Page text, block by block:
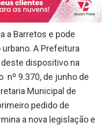
a Barretos e pode
A Prefeitura
dispositivo na
nº 9.370, de junho de
Municipal de
pedido de
a nova legislação e